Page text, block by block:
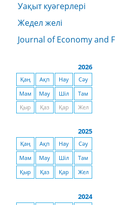
Уақыт куәгерлері
Жедел желі
Journal of Economy and
2026
Қаң Ақп Нау
Сәу
Мам
Мау Шіл
Там
Қыр
Қаз Қар Жел
2025
Қаң Ақп Нау
Сәу
Мам
Мау Шіл
Там
Қыр
Қаз Қар Жел
2024